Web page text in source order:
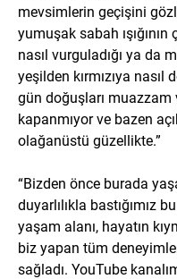
mevsimlerin geçişini
yumuşak sabah
nasıl vurguladığı ya da
yeşilden kırmızıya
gün doğuşları
kapanmıyor ve bazen
olağanüstü güzellikte.”
“Bizden önce burada
duyarlılıkla bastığımız
yaşam alanı, hayatın
biz yapan tüm
sağladı. YouTube